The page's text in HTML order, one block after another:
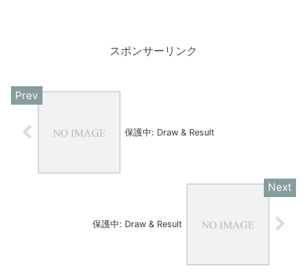
スポンサーリンク
保護中: Draw & Result
保護中: Draw & Result